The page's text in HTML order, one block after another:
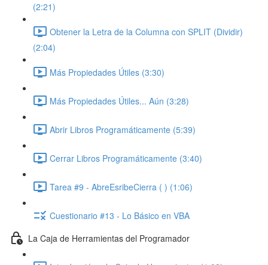
(2:21)
Obtener la Letra de la Columna con SPLIT (Dividir)
(2:04)
Más Propiedades Útiles (3:30)
Más Propiedades Útiles... Aún (3:28)
Abrir Libros Programáticamente (5:39)
Cerrar Libros Programáticamente (3:40)
Tarea #9 - AbreEsribeCierra ( ) (1:06)
Cuestionario #13 - Lo Básico en VBA
La Caja de Herramientas del Programador